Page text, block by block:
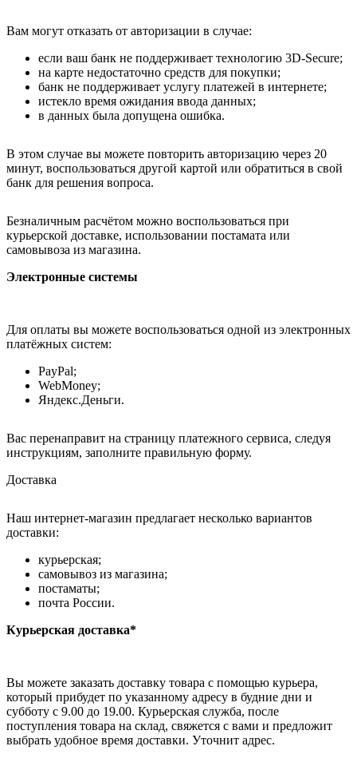
Вам могут отказать от авторизации в случае:
если ваш банк не поддерживает технологию 3D-Secure;
на карте недостаточно средств для покупки;
банк не поддерживает услугу платежей в интернете;
истекло время ожидания ввода данных;
в данных была допущена ошибка.
В этом случае вы можете повторить авторизацию через 20
минут, воспользоваться другой картой или обратиться в свой
банк для решения вопроса.
Безналичным расчётом можно воспользоваться при
курьерской доставке, использовании постамата или
самовывоза из магазина.
Электронные системы
Для оплаты вы можете воспользоваться одной из электронных
платёжных систем:
PayPal;
WebMoney;
Яндекс.Деньги.
Вас перенаправит на страницу платежного сервиса, следуя
инструкциям, заполните правильную форму.
Доставка
Наш интернет-магазин предлагает несколько вариантов
доставки:
курьерская;
самовывоз из магазина;
постаматы;
почта России.
Курьерская доставка*
Вы можете заказать доставку товара с помощью курьера,
который прибудет по указанному адресу в будние дни и
субботу с 9.00 до 19.00. Курьерская служба, после
поступления товара на склад, свяжется с вами и предложит
выбрать удобное время доставки. Уточнит адрес.